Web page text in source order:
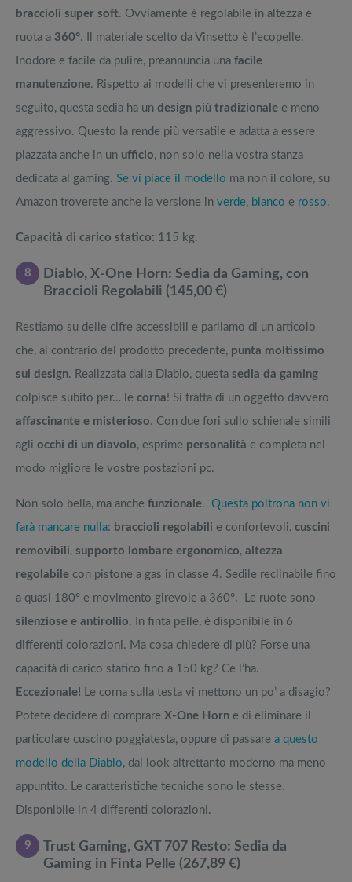
braccioli super soft. Ovviamente è regolabile in altezza e
ruota a 360°. Il materiale scelto da Vinsetto è l’ecopelle.
Inodore e facile da pulire, preannuncia una facile
manutenzione. Rispetto ai modelli che vi presenteremo in
seguito, questa sedia ha un design più tradizionale e meno
aggressivo. Questo la rende più versatile e adatta a essere
piazzata anche in un ufficio, non solo nella vostra stanza
dedicata al gaming. Se vi piace il modello ma non il colore, su
Amazon troverete anche la versione in verde, bianco e rosso.
Capacità di carico statico: 115 kg.
8
Diablo, X-One Horn: Sedia da Gaming, con
Braccioli Regolabili (145,00 €)
Restiamo su delle cifre accessibili e parliamo di un articolo
che, al contrario del prodotto precedente, punta moltissimo
sul design. Realizzata dalla Diablo, questa sedia da gaming
colpisce subito per… le corna! Si tratta di un oggetto davvero
affascinante e misterioso. Con due fori sullo schienale simili
agli occhi di un diavolo, esprime personalità e completa nel
modo migliore le vostre postazioni pc.
Non solo bella, ma anche funzionale. Questa poltrona non vi
farà mancare nulla: braccioli regolabili e confortevoli, cuscini
removibili, supporto lombare ergonomico, altezza
regolabile con pistone a gas in classe 4. Sedile reclinabile fino
a quasi 180° e movimento girevole a 360°. Le ruote sono
silenziose e antirollio. In finta pelle, è disponibile in 6
differenti colorazioni. Ma cosa chiedere di più? Forse una
capacità di carico statico fino a 150 kg? Ce l’ha.
Eccezionale! Le corna sulla testa vi mettono un po’ a disagio?
Potete decidere di comprare X-One Horn e di eliminare il
particolare cuscino poggiatesta, oppure di passare a questo
modello della Diablo, dal look altrettanto moderno ma meno
appuntito. Le caratteristiche tecniche sono le stesse.
Disponibile in 4 differenti colorazioni.
9
Trust Gaming, GXT 707 Resto: Sedia da
Gaming in Finta Pelle (267,89 €)